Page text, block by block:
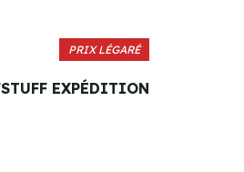
PRIX LÉGARÉ
EXPÉDITION